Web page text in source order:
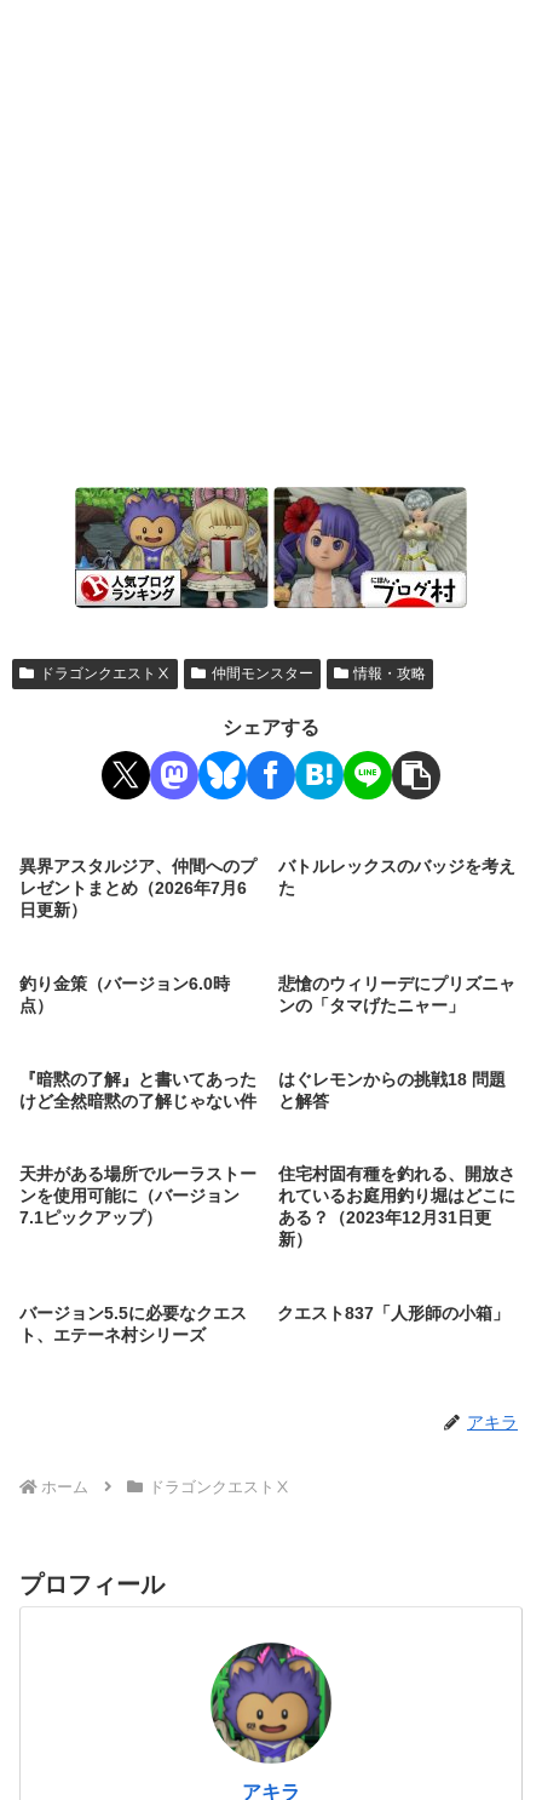
ドラゴンクエストⅩ 仲間モンスター 情報・攻略
シェアする
異界アスタルジア、仲間へのプ
レゼントまとめ（2026年7月6
日更新）
バトルレックスのバッジを考え
た
釣り金策（バージョン6.0時
点）
悲愴のウィリーデにプリズニャ
ンの「タマげたニャー」
『暗黙の了解』と書いてあった
けど全然暗黙の了解じゃない件
はぐレモンからの挑戦18 問題
と解答
天井がある場所でルーラストー
ンを使用可能に（バージョン
7.1ピックアップ）
住宅村固有種を釣れる、開放さ
れているお庭用釣り堀はどこに
ある？（2023年12月31日更
新）
バージョン5.5に必要なクエス
ト、エテーネ村シリーズ
クエスト837「人形師の小箱」
アキラ
ホーム ドラゴンクエストⅩ
プロフィール
アキラ